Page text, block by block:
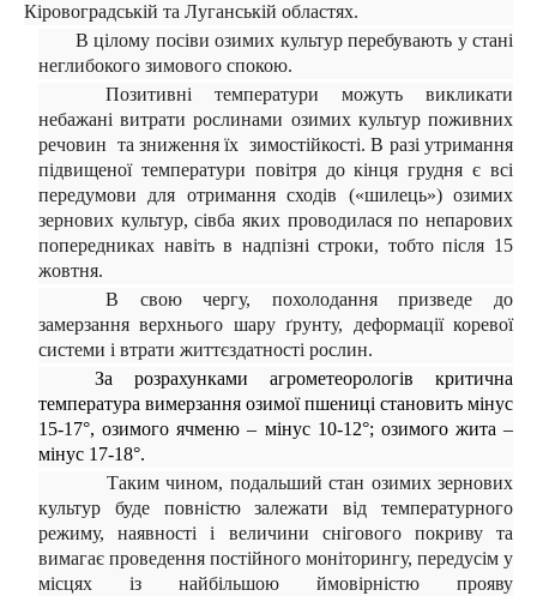
Кіровоградській та Луганській областях.
В цілому посіви озимих культур перебувають у стані
неглибокого зимового спокою.
Позитивні температури можуть викликати
небажані витрати рослинами озимих культур поживних
речовин та зниження їх зимостійкості. В разі утримання
підвищеної температури повітря до кінця грудня є всі
передумови для отримання сходів («шилець») озимих
зернових культур, сівба яких проводилася по непарових
попередниках навіть в надпізні строки, тобто після 15
жовтня.
В свою чергу, похолодання призведе до
замерзання верхнього шару ґрунту, деформації коревої
системи і втрати життєздатності рослин.
За розрахунками агрометеорологів критична
температура вимерзання озимої пшениці становить мінус
15-17°, озимого ячменю – мінус 10-12°; озимого жита –
мінус 17-18°.
Таким чином, подальший стан озимих зернових
культур буде повністю залежати від температурного
режиму, наявності і величини снігового покриву та
вимагає проведення постійного моніторингу, передусім у
місцях із найбільшою ймовірністю прояву